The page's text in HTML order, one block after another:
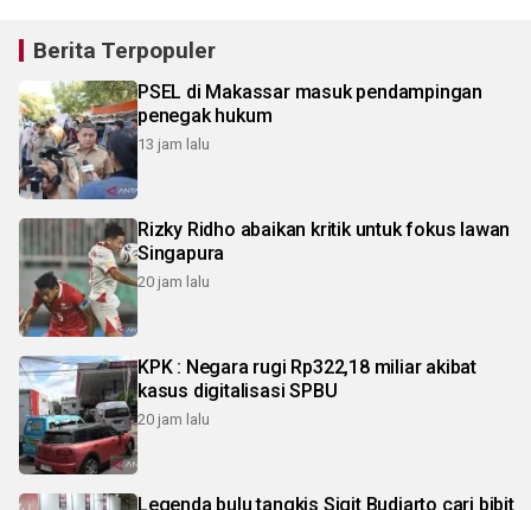
Berita Terpopuler
PSEL di Makassar masuk pendampingan
penegak hukum
13 jam lalu
Rizky Ridho abaikan kritik untuk fokus lawan
Singapura
20 jam lalu
KPK : Negara rugi Rp322,18 miliar akibat
kasus digitalisasi SPBU
20 jam lalu
Legenda bulu tangkis Sigit Budiarto cari bibit